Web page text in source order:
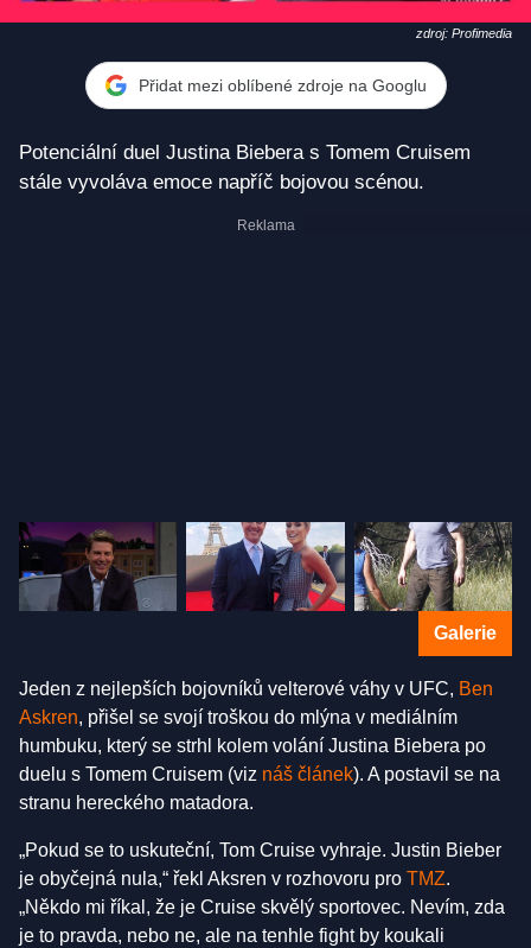
zdroj: Profimedia
Přidat mezi oblíbené zdroje na Googlu
Potenciální duel Justina Biebera s Tomem Cruisem
stále vyvoláva emoce napříč bojovou scénou.
Galerie
Jeden z nejlepších bojovníků velterové váhy v UFC, Ben
Askren, přišel se svojí troškou do mlýna v mediálním
humbuku, který se strhl kolem volání Justina Biebera po
duelu s Tomem Cruisem (viz náš článek). A postavil se na
stranu hereckého matadora.
„Pokud se to uskuteční, Tom Cruise vyhraje. Justin Bieber
je obyčejná nula,“ řekl Aksren v rozhovoru pro TMZ.
„Někdo mi říkal, že je Cruise skvělý sportovec. Nevím, zda
je to pravda, nebo ne, ale na tenhle fight by koukali